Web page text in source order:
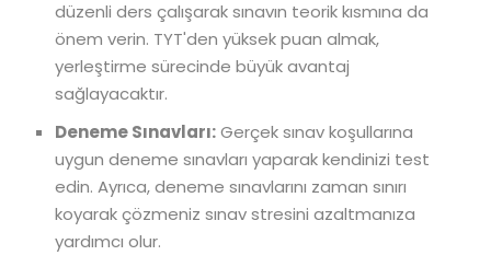
düzenli ders çalışarak sınavın teorik kısmına da
önem verin. TYT'den yüksek puan almak,
yerleştirme sürecinde büyük avantaj
sağlayacaktır.
Deneme Sınavları:Gerçek sınav koşullarına
uygun deneme sınavları yaparak kendinizi test
edin. Ayrıca, deneme sınavlarını zaman sınırı
koyarak çözmeniz sınav stresini azaltmanıza
yardımcı olur.